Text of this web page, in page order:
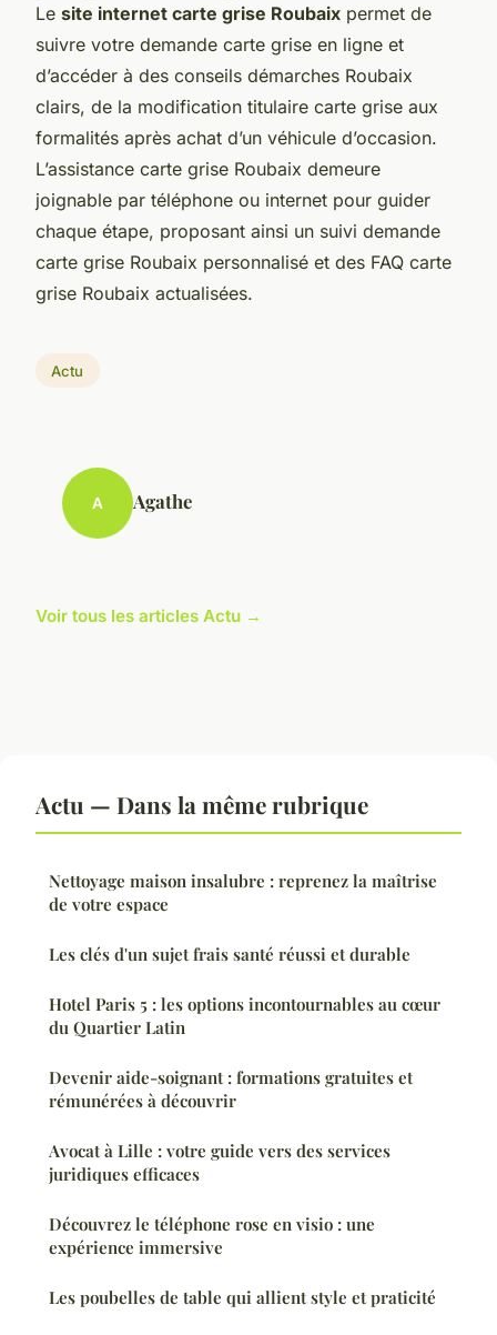
Le site internet carte grise Roubaix permet de
suivre votre demande carte grise en ligne et
d’accéder à des conseils démarches Roubaix
clairs, de la modification titulaire carte grise aux
formalités après achat d’un véhicule d’occasion.
L’assistance carte grise Roubaix demeure
joignable par téléphone ou internet pour guider
chaque étape, proposant ainsi un suivi demande
carte grise Roubaix personnalisé et des FAQ carte
grise Roubaix actualisées.
Actu
A Agathe
Voir tous les articles Actu →
Actu — Dans la même rubrique
Nettoyage maison insalubre : reprenez la maîtrise
de votre espace
Les clés d'un sujet frais santé réussi et durable
Hotel Paris 5 : les options incontournables au cœur
du Quartier Latin
Devenir aide-soignant : formations gratuites et
rémunérées à découvrir
Avocat à Lille : votre guide vers des services
juridiques efficaces
Découvrez le téléphone rose en visio : une
expérience immersive
Les poubelles de table qui allient style et praticité